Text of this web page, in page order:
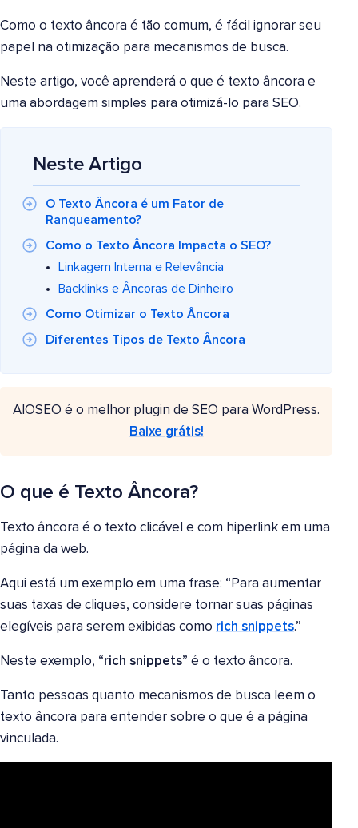
Como o texto âncora é tão comum, é fácil ignorar seu
papel na otimização para mecanismos de busca.
Neste artigo, você aprenderá o que é texto âncora e
uma abordagem simples para otimizá-lo para SEO.
Neste Artigo
O Texto Âncora é um Fator de
Ranqueamento?
Como o Texto Âncora Impacta o SEO?
Linkagem Interna e Relevância
Backlinks e Âncoras de Dinheiro
Como Otimizar o Texto Âncora
Diferentes Tipos de Texto Âncora
AIOSEO é o melhor plugin de SEO para WordPress.
Baixe grátis!
O que é Texto Âncora?
Texto âncora é o texto clicável e com hiperlink em uma
página da web.
Aqui está um exemplo em uma frase: “Para aumentar
suas taxas de cliques, considere tornar suas páginas
elegíveis para serem exibidas como rich snippets.”
Neste exemplo, “rich snippets” é o texto âncora.
Tanto pessoas quanto mecanismos de busca leem o
texto âncora para entender sobre o que é a página
vinculada.